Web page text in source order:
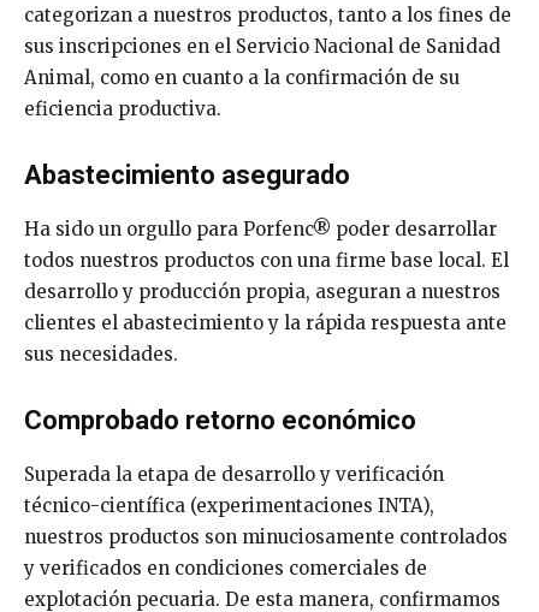
categorizan a nuestros productos, tanto a los fines de
sus inscripciones en el Servicio Nacional de Sanidad
Animal, como en cuanto a la confirmación de su
eficiencia productiva.
Abastecimiento asegurado
Ha sido un orgullo para Porfenc® poder desarrollar
todos nuestros productos con una firme base local. El
desarrollo y producción propia, aseguran a nuestros
clientes el abastecimiento y la rápida respuesta ante
sus necesidades.
Comprobado retorno económico
Superada la etapa de desarrollo y verificación
técnico-científica (experimentaciones INTA),
nuestros productos son minuciosamente controlados
y verificados en condiciones comerciales de
explotación pecuaria. De esta manera, confirmamos